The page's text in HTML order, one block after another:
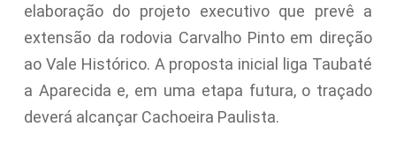
elaboração do projeto executivo que prevê a
extensão da rodovia Carvalho Pinto em direção
ao Vale Histórico. A proposta inicial liga Taubaté
a Aparecida e, em uma etapa futura, o traçado
deverá alcançar Cachoeira Paulista.